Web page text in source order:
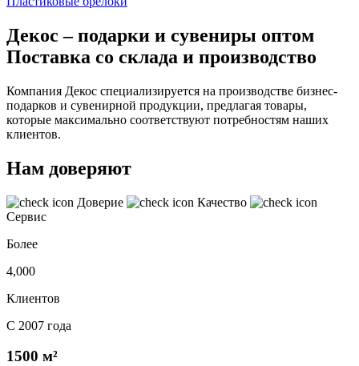
Декос – подарки и сувениры оптом
Поставка со склада и производство
Компания Декос специализируется на производстве бизнес-
подарков и сувенирной продукции, предлагая товары,
которые максимально соответствуют потребностям наших
клиентов.
Нам доверяют
Доверие
Качество
Сервис
Более
4,000
Клиентов
С 2007 года
1500 м²